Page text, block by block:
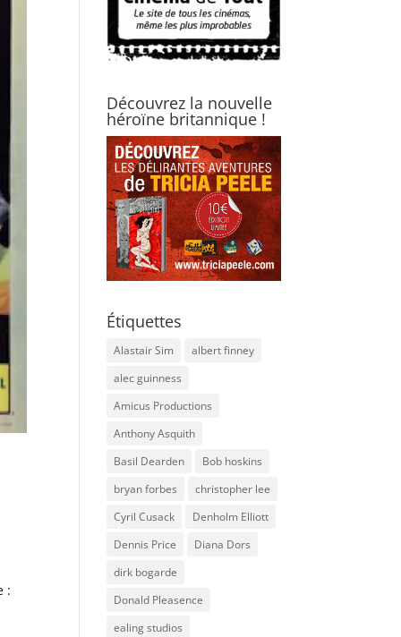
:
Découvrez la nouvelle
héroïne britannique !
Étiquettes
Alastair Sim
albert finney
alec guinness
Amicus Productions
Anthony Asquith
Basil Dearden
Bob hoskins
bryan forbes
christopher lee
Cyril Cusack
Denholm Elliott
Dennis Price
Diana Dors
dirk bogarde
Donald Pleasence
ealing studios